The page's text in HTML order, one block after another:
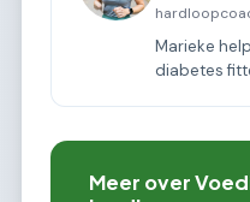
Marieke
diabetes
Meer over